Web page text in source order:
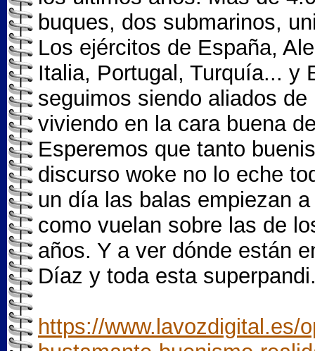
buques, dos submarinos,
Los ejércitos de España,
Italia, Portugal, Turquía... y
seguimos siendo aliados
viviendo en la cara buena
Esperemos que tanto
discurso woke no lo eche
un día las balas empiezan
como vuelan sobre las de
años. Y a ver dónde están
Díaz y toda esta
https://www.lavozdigital.es/